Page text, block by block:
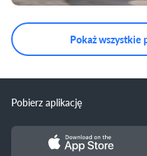
Pokaż wszystkie
Pobierz aplikację